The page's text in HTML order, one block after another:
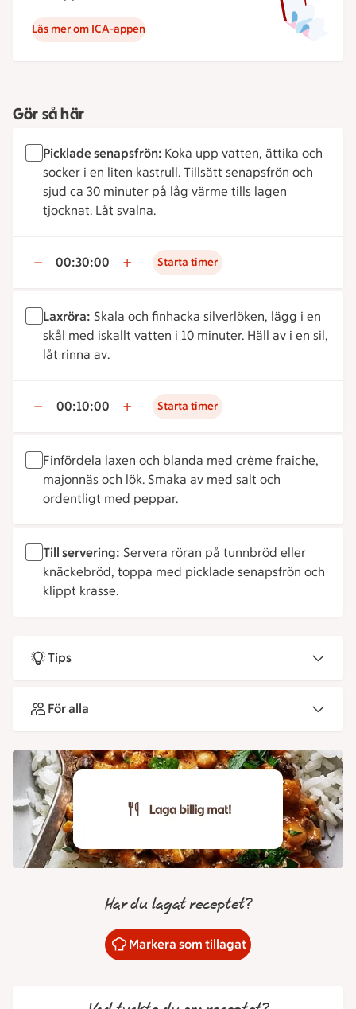
Läs mer om ICA-appen
Gör så här
Picklade senapsfrön: Koka upp vatten, ättika och
socker i en liten kastrull. Tillsätt senapsfrön och
sjud ca 30 minuter på låg värme tills lagen
tjocknat. Låt svalna.
00:30:00 Starta timer
Laxröra: Skala och finhacka silverlöken, lägg i en
skål med iskallt vatten i 10 minuter. Häll av i en sil,
låt rinna av.
00:10:00 Starta timer
Finfördela laxen och blanda med crème fraiche,
majonnäs och lök. Smaka av med salt och
ordentligt med peppar.
Till servering: Servera röran på tunnbröd eller
knäckebröd, toppa med picklade senapsfrön och
klippt krasse.
Tips
För alla
Har du lagat receptet?
Markera som tillagat